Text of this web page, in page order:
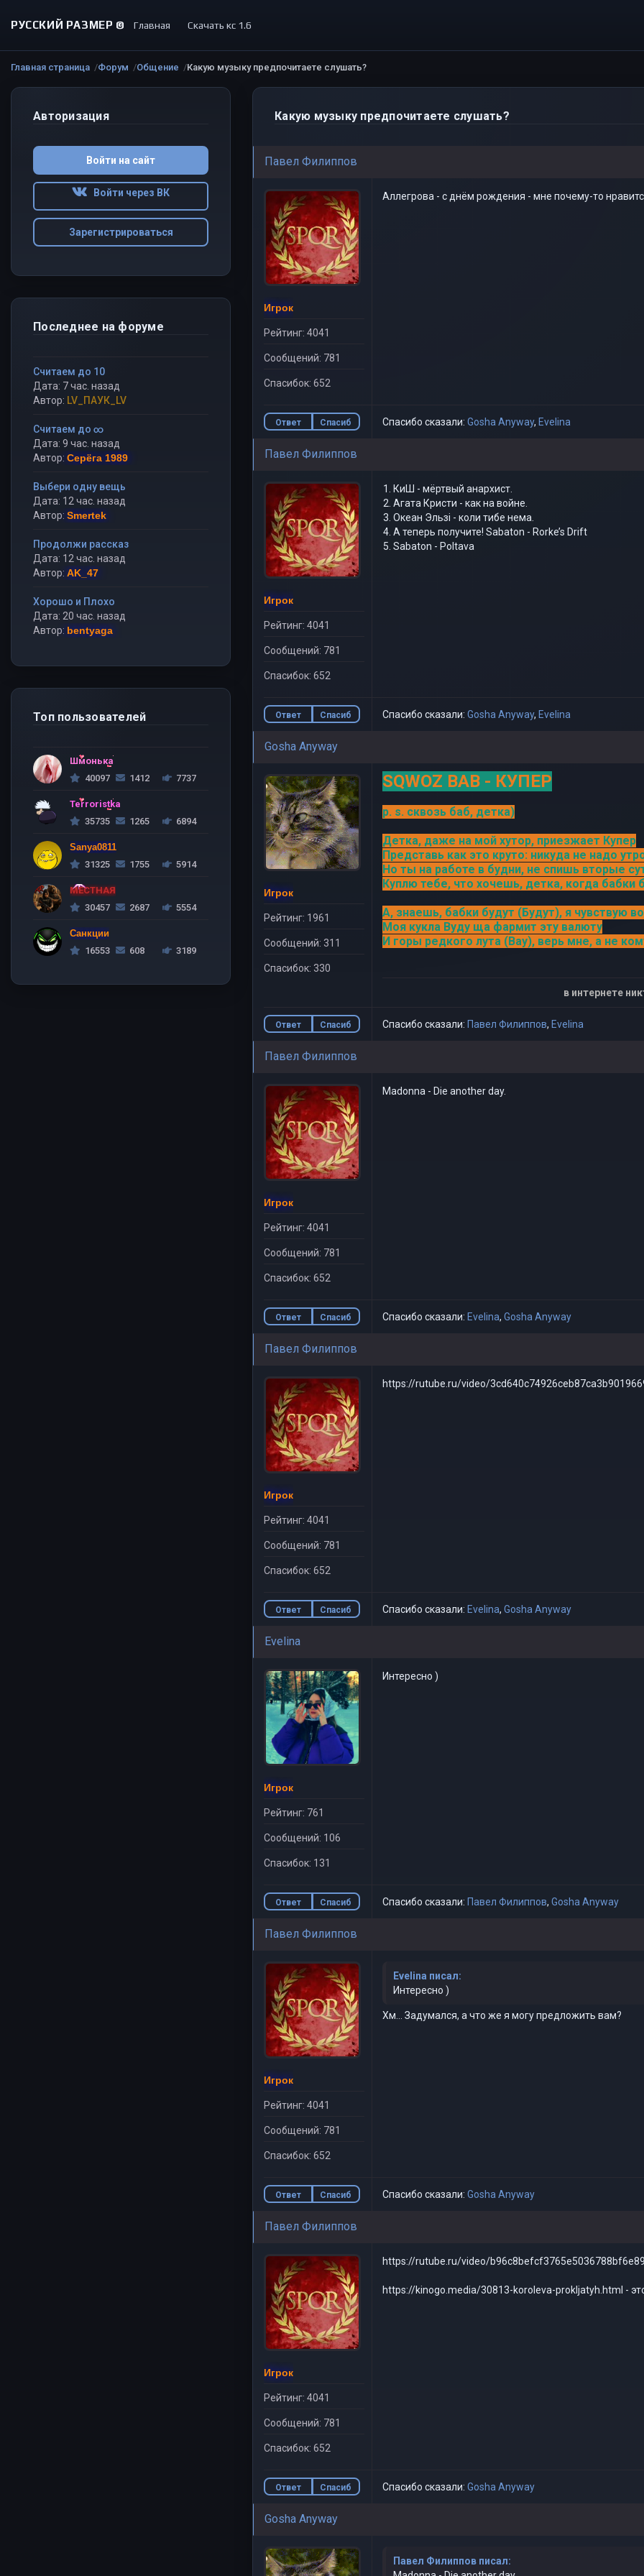
РУССКИЙ РАЗМЕР © Главная Скачать кс 1.6
Главная страница Форум Общение Какую музыку предпочитаете слушать?
Какую музыку предпочитаете слушать?
Павел Филиппов
Игрок
Рейтинг: 4041
Сообщений: 781
Спасибок: 652
Аллегрова - с днём рождения - мне почему-то
Ответ
Спасиб
Спасибо сказали: Gosha Anyway, Evelina
Павел Филиппов
Игрок
Рейтинг: 4041
Сообщений: 781
Спасибок: 652
КиШ - мёртвый анархист.
Агата Кристи - как на войне.
Океан Эльзi - коли тибе нема.
А теперь получите! Sabaton - Rorke’s Drift
Sabaton - Poltava
Ответ
Спасиб
Спасибо сказали: Gosha Anyway, Evelina
Gosha Anyway
Игрок
Рейтинг: 1961
Сообщений: 311
Спасибок: 330
SQWOZ BAB - КУПЕР
p. s. сквозь баб, детка)
Детка, даже на мой хутор, приезжает Купер
Представь как это круто: никуда не надо
Но ты на работе в будни, не спишь вторые
Куплю тебе, что хочешь, детка, когда бабки
А, знаешь, бабки будут (Будут), я чувствую
Моя кукла Вуду ща фармит эту валюту
И горы редкого лута (Вау), верь мне, а не
в интернете
Ответ
Спасиб
Спасибо сказали: Павел Филиппов, Evelina
Павел Филиппов
Игрок
Рейтинг: 4041
Сообщений: 781
Спасибок: 652
Madonna - Die another day.
Ответ
Спасиб
Спасибо сказали: Evelina, Gosha Anyway
Павел Филиппов
Игрок
Рейтинг: 4041
Сообщений: 781
Спасибок: 652
https://rutube.ru/video/
Ответ
Спасиб
Спасибо сказали: Evelina, Gosha Anyway
Evelina
Игрок
Рейтинг: 761
Сообщений: 106
Спасибок: 131
Интересно )
Ответ
Спасиб
Спасибо сказали: Павел Филиппов, Gosha Anyway
Павел Филиппов
Игрок
Рейтинг: 4041
Сообщений: 781
Спасибок: 652
Evelina писал:
Интересно )
Хм... Задумался, а что же я могу предложить вам?
Ответ
Спасиб
Спасибо сказали: Gosha Anyway
Павел Филиппов
Игрок
Рейтинг: 4041
Сообщений: 781
Спасибок: 652
https://rutube.ru/video/
https://kinogo.media/30813-koroleva-prokljatyh.html -
Ответ
Спасиб
Спасибо сказали: Gosha Anyway
Gosha Anyway
Павел Филиппов писал:
Авторизация
Войти на сайт
Войти через ВК
Зарегистрироваться
Последнее на форуме
Считаем до 10
Дата: 7 час. назад
Автор: LV_ПАУК_LV
Считаем до ∞
Дата: 9 час. назад
Автор: Серёга 1989
Выбери одну вещь
Дата: 12 час. назад
Автор: Smertek
Продолжи рассказ
Дата: 12 час. назад
Автор: AK_47
Хорошо и Плохо
Дата: 20 час. назад
Автор: bentyaga
Топ пользователей
Шмонька
40097
1412 7737
Terroristka
35735
1265 6894
Sanya0811
31325
1755 5914
МЕСТНАЯ
30457
2687 5554
Санкции
16553
608 3189